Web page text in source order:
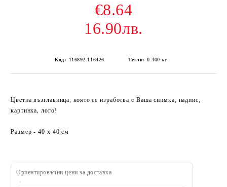
€8.64
16.90лв.
Код: 116892-116426 Тегло: 0.400 кг
Цветна възглавница, която се изработва с Ваша снимка, надпис,
картинка, лого!
Размер - 40 x 40 см
Ориентировъчни цени за доставка